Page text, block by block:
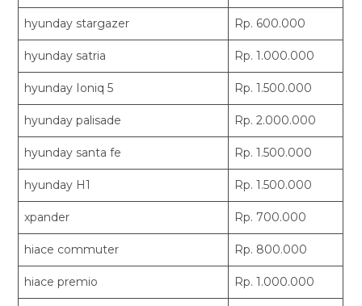
hyunday stargazer Rp. 600.000
hyunday satria Rp. 1.000.000
hyunday Ioniq 5 Rp. 1.500.000
hyunday palisade Rp. 2.000.000
hyunday santa fe Rp. 1.500.000
hyunday H1 Rp. 1.500.000
xpander Rp. 700.000
hiace commuter Rp. 800.000
hiace premio Rp. 1.000.000